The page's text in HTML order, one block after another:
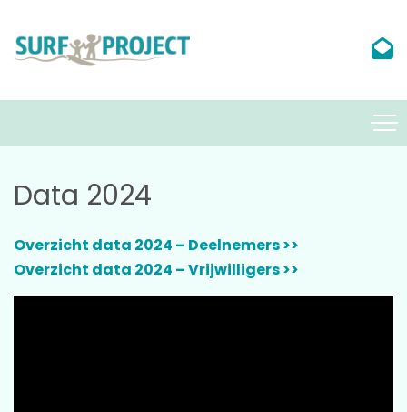
Data 2024
Overzicht data 2024 – Deelnemers >>
Overzicht data 2024 – Vrijwilligers >>